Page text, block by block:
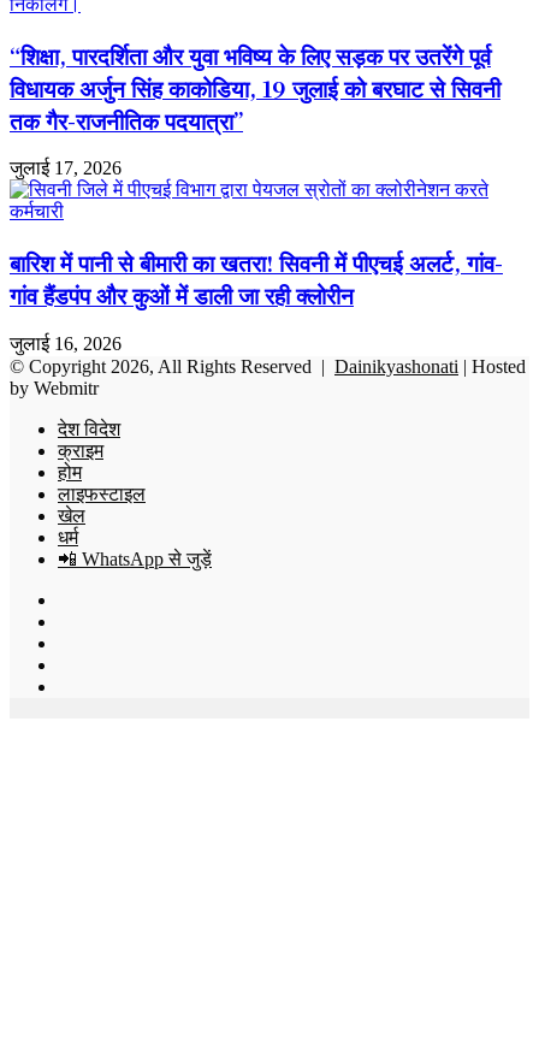
“शिक्षा, पारदर्शिता और युवा भविष्य के लिए सड़क पर उतरेंगे पूर्व
विधायक अर्जुन सिंह काकोडिया, 19 जुलाई को बरघाट से सिवनी
तक गैर-राजनीतिक पदयात्रा”
जुलाई 17, 2026
बारिश में पानी से बीमारी का खतरा! सिवनी में पीएचई अलर्ट, गांव-
गांव हैंडपंप और कुओं में डाली जा रही क्लोरीन
जुलाई 16, 2026
© Copyright 2026, All Rights Reserved | Dainikyashonati | Hosted
by Webmitr
देश विदेश
क्राइम
होम
लाइफस्टाइल
खेल
धर्म
📲 WhatsApp से जुड़ें